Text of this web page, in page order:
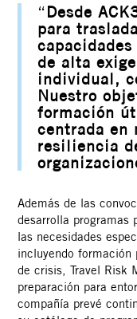
“Desde
para
de alta
individual,
Nuestro
formación
centrada en
resiliencia
Además de las
desarrolla programas
las necesidades
incluyendo formación
de crisis, Travel Risk
preparación para
compañía prevé